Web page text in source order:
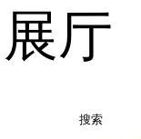
厅
搜索